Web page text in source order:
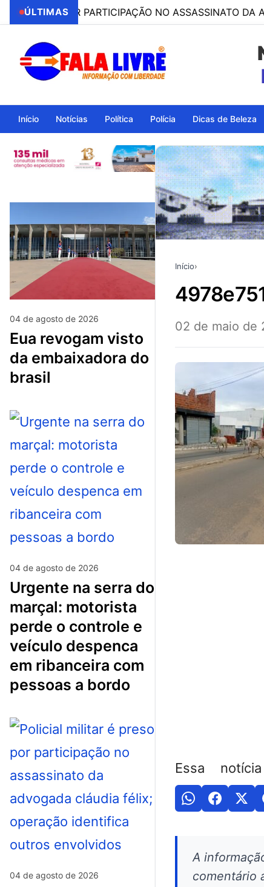
ÚLTIMAS
PARTICIPAÇÃO NO ASSASSINATO DA
Início Notícias Política Polícia Dicas de Beleza
04 de agosto de 2026
eua revogam visto
da embaixadora do
brasil
04 de agosto de 2026
urgente na serra do
marçal: motorista
perde o controle e
veículo despenca
em ribanceira com
pessoas a bordo
04 de agosto de 2026
Início›
02 de maio de
Essa
A
comentário